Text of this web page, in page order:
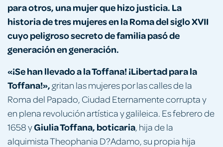
para otros, una mujer que hizo justicia. La
historia de tres mujeres en la Roma del siglo XVII
cuyo peligroso secreto de familia pasó de
generación en generación.
«¡Se han llevado a la Toffana! ¡Libertad para la
Toffana!»,gritan las mujeres por las calles de la
Roma del Papado, Ciudad Eternamente corrupta y
en plena revolución artística y galileica. Es febrero de
1658 yGiulia Toffana, boticaria, hija de la
alquimista Theophania D?Adamo, su propia hija